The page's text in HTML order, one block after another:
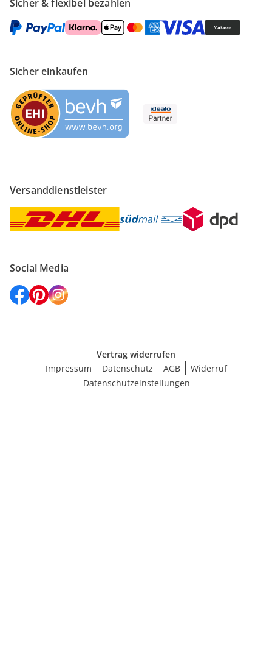
Sicher & flexibel bezahlen
Sicher einkaufen
Versanddienstleister
Social Media
Vertrag widerrufen
Impressum
Datenschutz AGB
Widerruf
Datenschutzeinstellungen